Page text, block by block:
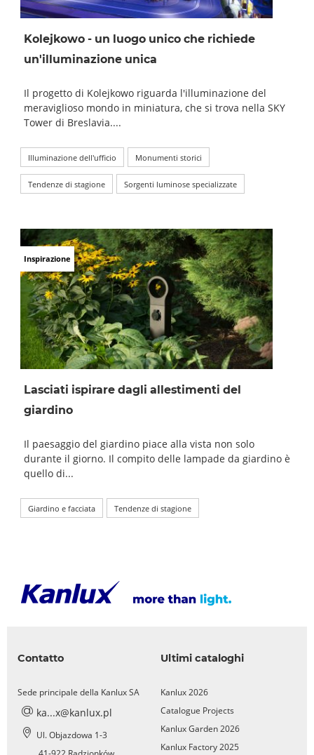
Kolejkowo - un luogo unico che richiede
un'illuminazione unica
Il progetto di Kolejkowo riguarda l'illuminazione del
meraviglioso mondo in miniatura, che si trova nella SKY
Tower di Breslavia....
Illuminazione dell'ufficio Monumenti storici
Tendenze di stagione Sorgenti luminose specializzate
Inspirazione
Lasciati ispirare dagli allestimenti del
giardino
Il paesaggio del giardino piace alla vista non solo
durante il giorno. Il compito delle lampade da giardino è
quello di...
Giardino e facciata Tendenze di stagione
Contatto
Sede principale della Kanlux SA
ka...x@kanlux.pl
Ul. Objazdowa 1-3
Ultimi cataloghi
Kanlux 2026
Catalogue Projects
Kanlux Garden 2026
Kanlux Factory 2025